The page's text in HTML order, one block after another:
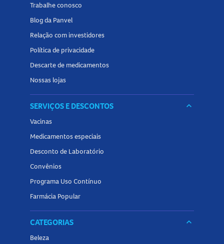
Trabalhe conosco
Blog da Panvel
Relação com investidores
Política de privacidade
Descarte de medicamentos
Nossas lojas
SERVIÇOS E DESCONTOS keyboard_arrow_down
Vacinas
Medicamentos especiais
Desconto de Laboratório
Convênios
Programa Uso Contínuo
Farmácia Popular
CATEGORIAS keyboard_arrow_down
Beleza